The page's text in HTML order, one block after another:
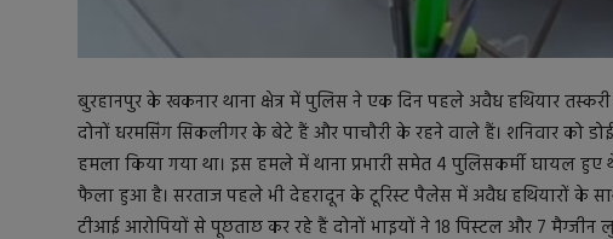
बुरहानपुर के खकनार थाना क्षेत्र में पुलिस ने एक दिन पहले अवैध हथियार
दोनों धरमसिंग सिकलीगर के बेटे हैं और पाचौरी के रहने वाले हैं। शनिवार को
हमला किया गया था। इस हमले में थाना प्रभारी समेत 4 पुलिसकर्मी घायल
फैला हुआ है। सरताज पहले भी देहरादून के टूरिस्ट पैलेस में अवैध हथियारों के
टीआई आरोपियों से पूछताछ कर रहे हैं दोनों भाइयों ने 18 पिस्टल और 7